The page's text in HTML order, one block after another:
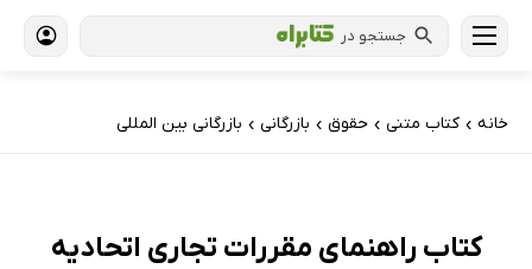
جستجو در
خانه › کتاب‌ متنی › حقوق › بازرگانی › بازرگانی بین المللی
کتاب راهنمای مقررات تجاری اتحادیه